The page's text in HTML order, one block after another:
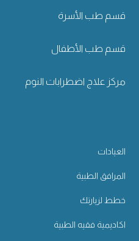
قسم طب الأسرة
قسم طب الأطفال
مركز علاج اضطرابات النوم
العيادات
المرافق الطبية
خطط لزيارتك
اكاديمية فقيه الطبية